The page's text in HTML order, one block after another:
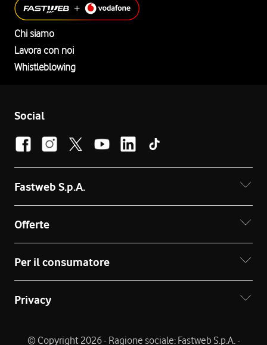
Chi siamo
Lavora con noi
Whistleblowing
Social
Fastweb S.p.A.
Offerte
Per il consumatore
Privacy
© Copyright 2026 - Ragione sociale: Fastweb S.p.A. -